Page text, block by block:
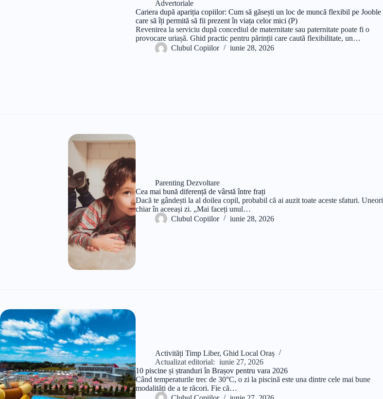
Advertoriale
Cariera după apariția copiilor: Cum să găsești un loc de muncă flexibil pe Jooble
care să îți permită să fii prezent în viața celor mici (P)
Revenirea la serviciu după concediul de maternitate sau paternitate poate fi o
provocare uriașă. Ghid practic pentru părinții care caută flexibilitate, un…
Clubul Copiilor
iunie 28, 2026
Parenting Dezvoltare
Cea mai bună diferență de vârstă între frați
Dacă te gândești la al doilea copil, probabil că ai auzit toate aceste sfaturi. Uneori
chiar în aceeași zi. „Mai faceți unul…
Clubul Copiilor
iunie 28, 2026
Activități Timp Liber,Ghid Local Oraș
Actualizat editorial: iunie 27, 2026
10 piscine și ștranduri în Brașov pentru vara 2026
Când temperaturile trec de 30°C, o zi la piscină este una dintre cele mai bune
modalități de a te răcori. Fie că…